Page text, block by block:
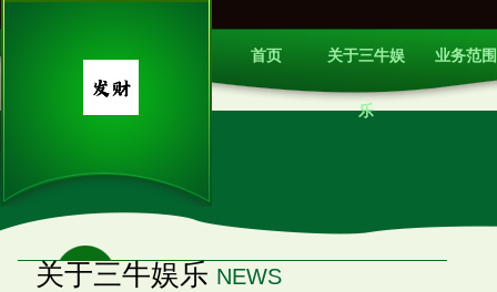
首页 关于三牛娱
乐
业务范围
关于三牛娱乐 NEWS